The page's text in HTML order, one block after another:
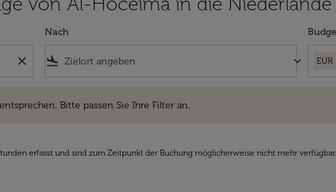
close
Nach
flight_land keyboard_arrow_down EUR
Bitte passen Sie Ihre Filter an.
erfasst und sind zum Zeitpunkt der Buchung möglicherweise nicht mehr